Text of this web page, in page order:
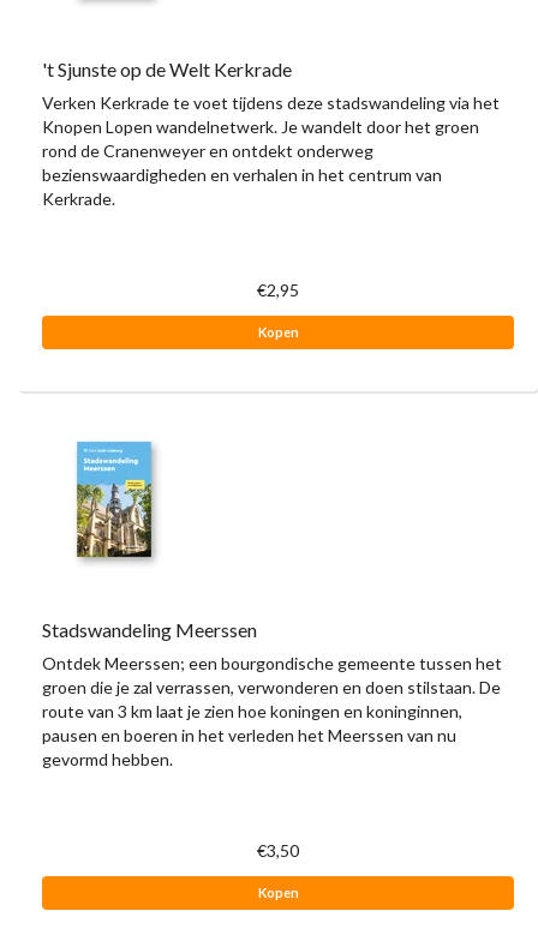
't Sjunste op de Welt Kerkrade
Verken Kerkrade te voet tijdens deze stadswandeling via het
Knopen Lopen wandelnetwerk. Je wandelt door het groen
rond de Cranenweyer en ontdekt onderweg
bezienswaardigheden en verhalen in het centrum van
Kerkrade.
€2,95
Kopen
Stadswandeling Meerssen
Ontdek Meerssen; een bourgondische gemeente tussen het
groen die je zal verrassen, verwonderen en doen stilstaan. De
route van 3 km laat je zien hoe koningen en koninginnen,
pausen en boeren in het verleden het Meerssen van nu
gevormd hebben.
€3,50
Kopen